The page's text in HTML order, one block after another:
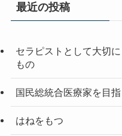
最近の投稿
セラピストとして大切
もの
国民総統合医療家を目指
はねをもつ